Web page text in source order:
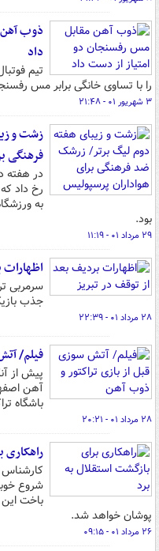
ذوب آهن
داد
تیم
را با تساوی خانگی برابر مس
۳ شهریور ۰۱ - ۲۱:۴۸
زشت و
فرهنگی
در هفته
رخ داد
به
بود.
۲۹ مرداد ۰۱ - ۱۱:۱۹
اظهارات
سرمربی
جذب
۲۸ مرداد ۰۱ - ۲۲:۳۹
فیلم/
پیش از
آهن
باشگاه
۲۸ مرداد ۰۱ - ۲۰:۲۱
راهکاری
کارشناس
شروع
باخت این
پوشان خواهد شد.
۲۶ مرداد ۰۱ - ۰۹:۱۵